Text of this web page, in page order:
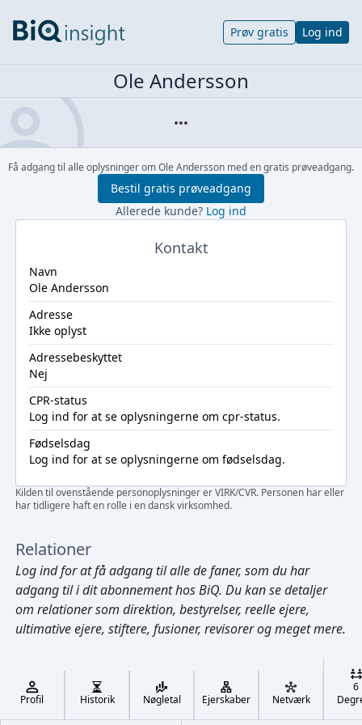
Cmd/Ctrl + K
Prøv gratis Log ind
Ole Andersson
Få adgang til alle oplysninger om Ole Andersson med en gratis prøveadgang.
Bestil gratis prøveadgang
Allerede kunde? Log ind
Kontakt
Navn
Ole Andersson
Adresse
Ikke oplyst
Adressebeskyttet
Nej
CPR-status
Log ind for at se oplysningerne om cpr-status.
Fødselsdag
Log ind for at se oplysningerne om fødselsdag.
Kilden til ovenstående personoplysninger er VIRK/CVR. Personen har eller
har tidligere haft en rolle i en dansk virksomhed.
Relationer
Log indfor at få adgang til alle de faner, som du har
adgang til i dit abonnement hos BiQ. Du kan se detaljer
om relationer som direktion, bestyrelser, reelle ejere,
ultimative ejere, stiftere, fusioner, revisorer og meget mere.
Profil Historik Nøgletal Ejerskaber Netværk
6